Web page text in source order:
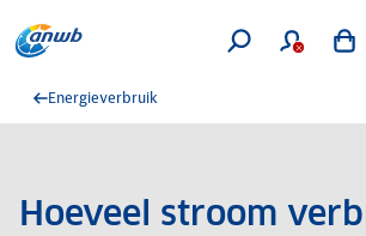
Energieverbruik
Hoeveel stroom